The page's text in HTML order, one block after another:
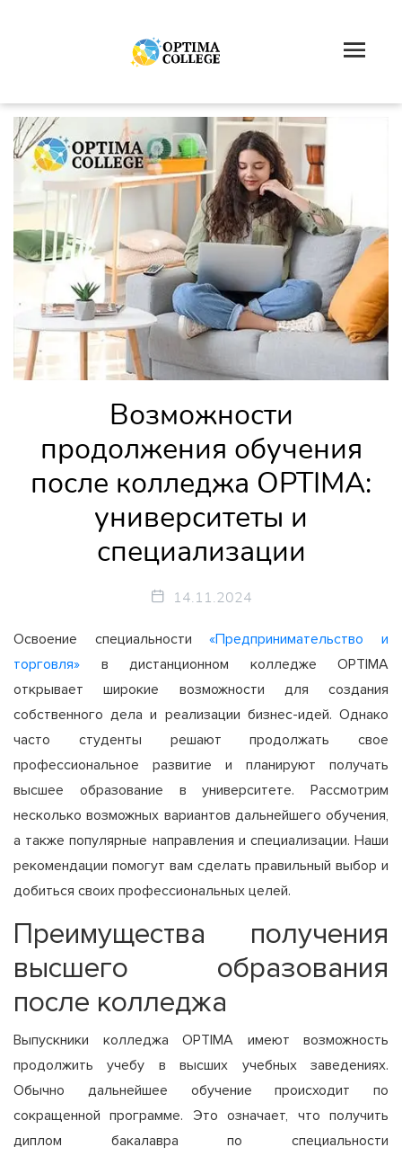
Возможности
продолжения обучения
после колледжа OPTIMA:
университеты и
специализации
14.11.2024
Освоение специальности«Предпринимательство и
торговля» в дистанционном колледже OPTIMA
открывает широкие возможности для создания
собственного дела и реализации бизнес-идей. Однако
часто студенты решают продолжать свое
профессиональное развитие и планируют получать
высшее образование в университете. Рассмотрим
несколько возможных вариантов дальнейшего обучения,
а также популярные направления и специализации. Наши
рекомендации помогут вам сделать правильный выбор и
добиться своих профессиональных целей.
Преимущества получения
высшего образования
после колледжа
Выпускники колледжа OPTIMA имеют возможность
продолжить учебу в высших учебных заведениях.
Обычно дальнейшее обучение происходит по
сокращенной программе. Это означает, что получить
диплом бакалавра по специальности